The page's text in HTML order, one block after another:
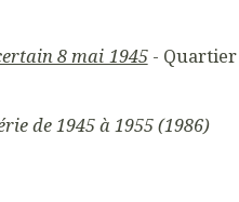
8 mai 1945- Quartier
de 1945 à 1955 (1986)